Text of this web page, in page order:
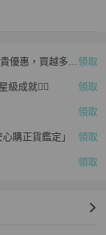
優惠，買越多、 領取
級成就👆🏻 領取
領取
購正貨鑑定」 領取
領取